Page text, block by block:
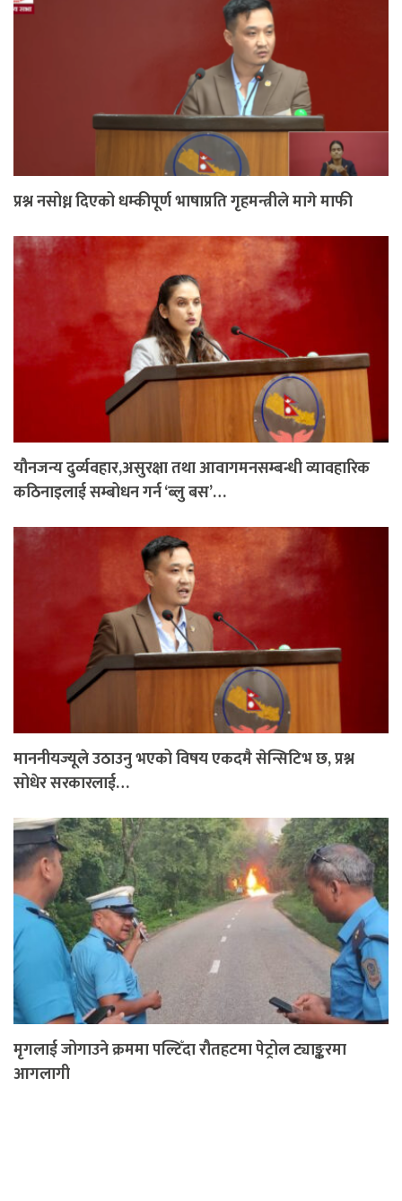
प्रश्न नसोध्न दिएको धम्कीपूर्ण भाषाप्रति गृहमन्त्रीले मागे माफी
यौनजन्य दुर्व्यवहार,असुरक्षा तथा आवागमनसम्बन्धी व्यावहारिक
कठिनाइलाई सम्बोधन गर्न ‘ब्लु बस’…
माननीयज्यूले उठाउनु भएको विषय एकदमै सेन्सिटिभ छ, प्रश्न
सोधेर सरकारलाई…
मृगलाई जोगाउने क्रममा पल्टिँदा रौतहटमा पेट्रोल ट्याङ्करमा
आगलागी